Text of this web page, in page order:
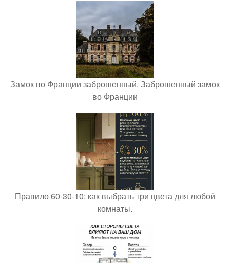
Замок во Франции заброшенный. Заброшенный замок
во Франции
Правило 60-30-10: как выбрать три цвета для любой
комнаты.